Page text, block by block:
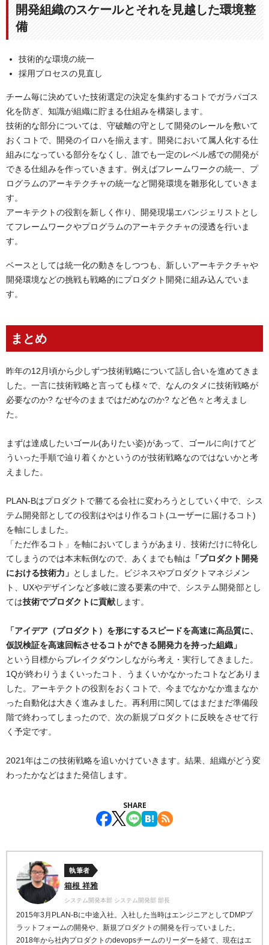
開発組織のスケールとそれを見越した環境整
備
技術的な環境の統一
採用プロセスの見直し
チーム毎に決めていた技術選定の決定を集約するコトでガラパゴス
化を防ぎ、知識が組織に貯まる仕組みを構築します。
技術的な部分については、守破離の守として開発のレールを敷いて
おくコトで、開発のイロハを揃えます。開発において属人化する仕
組みになっている部分をなくし、誰でも一定のレベル感での開発が
できる仕組みを作っていきます。例えばフレームワークの統一、プ
ログラムのアーキテクチャの統一など開発環境を雛形化していきま
す。
アーキテクトの役割を新しく作り、開発現場エバンジェリストとし
てフレームワークやプログラムのアーキテクチャの浸透を行いま
す。
ベースとしては統一化の動きをしつつも、新しいアーキテクチャや
開発環境などの挑戦も戦略的にプロダクト開発に組み込んでいま
す。
まとめ
昨年の12月頃から少しずつ技術戦略について話し合いを進めてきま
した。一言に技術戦略と言っても様々で、なんのタメに技術戦略が
必要なのか? なぜ今のままではだめなのか? など色々と考えまし
た。
まずは達成したいゴール(ありたい姿)があって、ゴールに向けてど
ういった手順で辿り着くかというのが技術戦略なのではないかと考
えました。
PLAN-Bはプロダクトで勝てる会社に変わろうとしていく中で、シス
テム開発部としての役割はやはり作るコト(ユーザーに届けるコト)
を軸にしました。
「ただ作るコト」を軸においてしまうがあまり、技術だけに特化し
てしまうのでは本末転倒なので、あくまでも軸は 「プロダクト開発
における技術力」 としました。ビジネスやプロダクトマネジメン
ト、UXやデザインなど多岐に渡る要素の中で、システム開発部とし
ては技術でプロダクトに貢献します。
「アイデア（プロダクト）を形にするスピードを高速に高品質に、
仮説検証を高速回転させるコトができる開発力を持った組織」
という目標からブレイクダウンしながら考え・実行してきました。
1Qが終わりうまくいったコト、うまくいかなかったコトなどありま
した。アーキテクトの役割をおくコトで、今までなかなか進まなか
った自動化は大きく進みました。再利用に関してはまだまだ準備段
階で終わってしまったので、次の新規プロダクトに反映をさせて行
く予定です。
2021年はこの技術戦略を追いかけていきます。結果、組織がどう変
わったかなどはまた発信します。
SHARE
執筆者
箱根 祥雅
システム開発本部 システム開発部 部長
2015年3月PLAN-Bに中途入社。入社した当時はエンジニアとしてDMPプ
ラットフォームの開発や、新規プロダクトの開発を行っていました。
2018年から社内プロダクトのdevopsチームのリーダーを経て、現在はエ